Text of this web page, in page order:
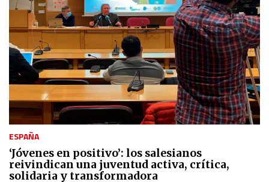
ESPAÑA
‘Jóvenes en positivo’: los salesianos
reivindican una juventud activa, crítica,
solidaria y transformadora